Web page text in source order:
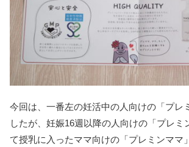
今回は、一番左の妊活中の人向けの「プレ
したが、妊娠16週以降の人向けの「プレミ
て授乳に入ったママ向けの「プレミンママ